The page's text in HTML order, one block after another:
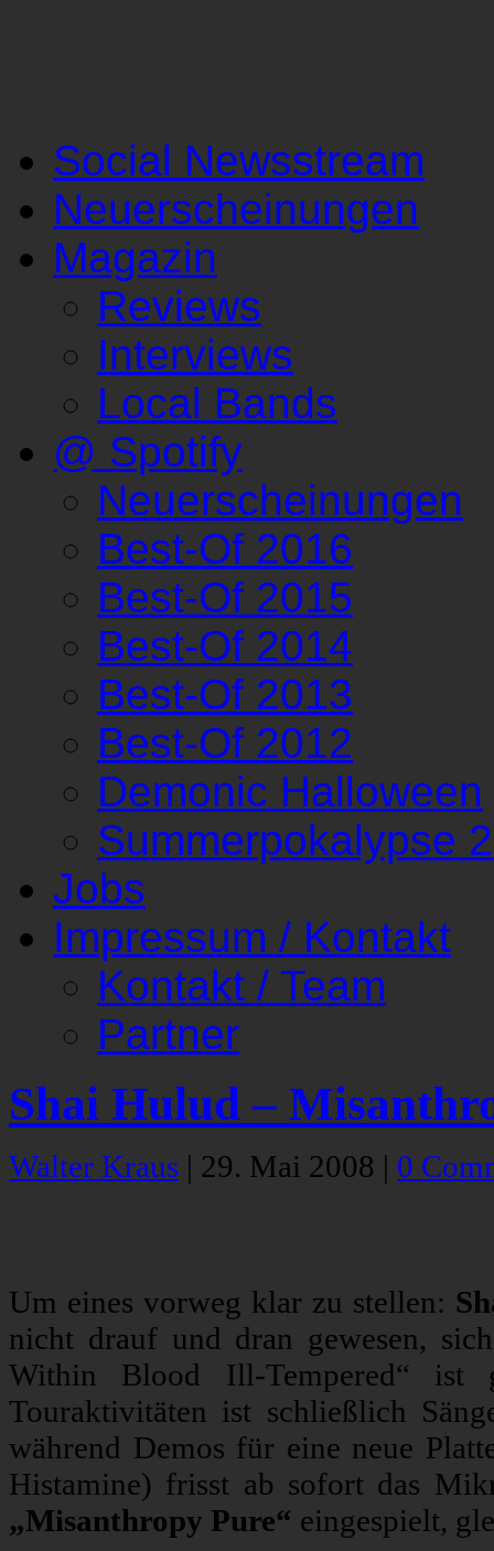
Social Newsstream
Neuerscheinungen
Magazin
Reviews
Interviews
Local Bands
@ Spotify
Neuerscheinungen
Best-Of 2016
Best-Of 2015
Best-Of 2014
Best-Of 2013
Best-Of 2012
Demonic Halloween
Summerpokalypse
Jobs
Impressum / Kontakt
Kontakt / Team
Partner
Shai Hulud –
Walter Kraus | 29. Mai 2008 | 0
Um eines vorweg klar zu stellen:
nicht drauf und dran gewesen,
Within Blood Ill-Tempered“ ist
Touraktivitäten ist schließlich
während Demos für eine neue
Histamine) frisst ab sofort das
„Misanthropy Pure“ eingespielt,